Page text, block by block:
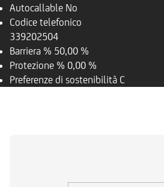
Autocallable No
Codice telefonico
339202504
Barriera % 50,00 %
Protezione % 0,00 %
Preferenze di sostenibilità C